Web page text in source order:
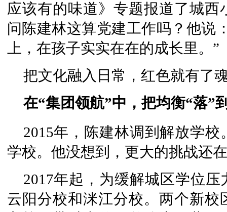
应该有的味道》专题报道了城
问陈建林这算党建工作吗？他说
上，在孩子实实在在的成长里。”
把文化融入日常，红色就有了
在“集团领航”中，把均衡“落”
2015年，陈建林调到解放学
学校。他没想到，更大的挑战还
2017年起，为缓解城区学位
云阳分校和洣江分校。两个新